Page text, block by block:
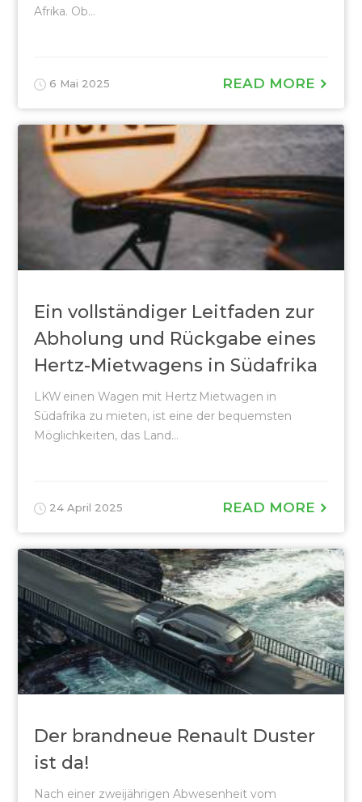
Afrika. Ob...
6 Mai 2025 READ MORE
Ein vollständiger Leitfaden zur
Abholung und Rückgabe eines
Hertz-Mietwagens in Südafrika
LKW einen Wagen mit Hertz Mietwagen in
Südafrika zu mieten, ist eine der bequemsten
Möglichkeiten, das Land...
24 April 2025 READ MORE
Der brandneue Renault Duster
ist da!
Nach einer zweijährigen Abwesenheit vom